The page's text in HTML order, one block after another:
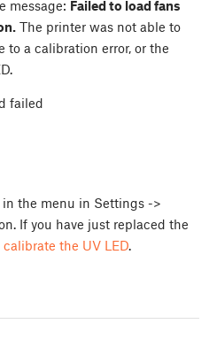
message: Failed to load fans
The printer was not able to
to a calibration error, or the
failed
the menu in Settings ->
If you have just replaced the
calibrate the UV LED.